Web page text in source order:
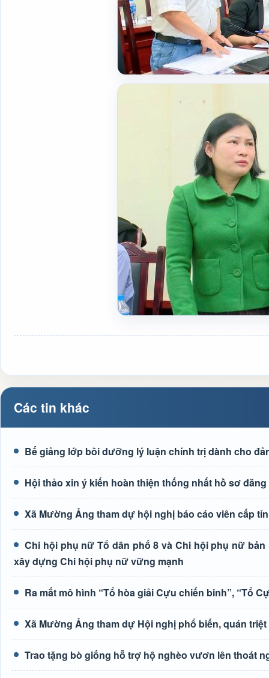
Các tin khác
Bế giảng lớp bồi dưỡng lý luận chính trị dành cho
Hội thảo xin ý kiến hoàn thiện thống nhất hồ sơ
Xã Mường Ảng tham dự hội nghị báo cáo viên cấp
Chi hội phụ nữ Tổ dân phố 8 và Chi hội phụ nữ
xây dựng Chi hội phụ nữ vững mạnh
Ra mắt mô hình “Tổ hòa giải Cựu chiến binh”, “Tổ
Xã Mường Ảng tham dự Hội nghị phổ biến, quán
Trao tặng bò giống hỗ trợ hộ nghèo vươn lên thoát